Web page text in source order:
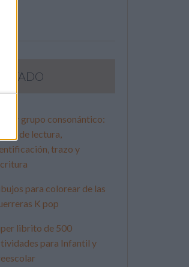
grupo consonántico:
de lectura,
trazo y
para colorear de las
K pop
librito de 500
para Infantil y